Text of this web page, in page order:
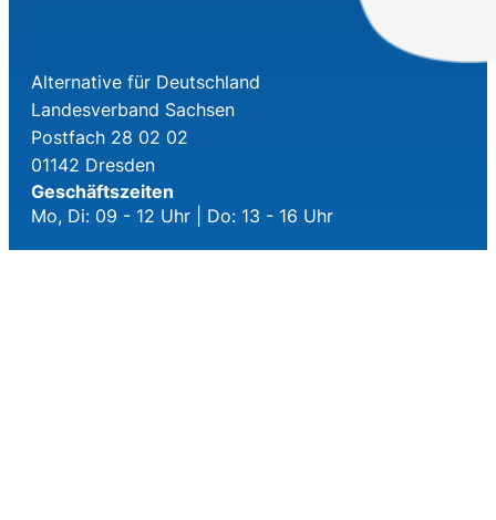
Alternative für Deutschland
Landesverband Sachsen
Postfach 28 02 02
01142 Dresden
Geschäftszeiten
Mo, Di: 09 - 12 Uhr | Do: 13 - 16 Uhr